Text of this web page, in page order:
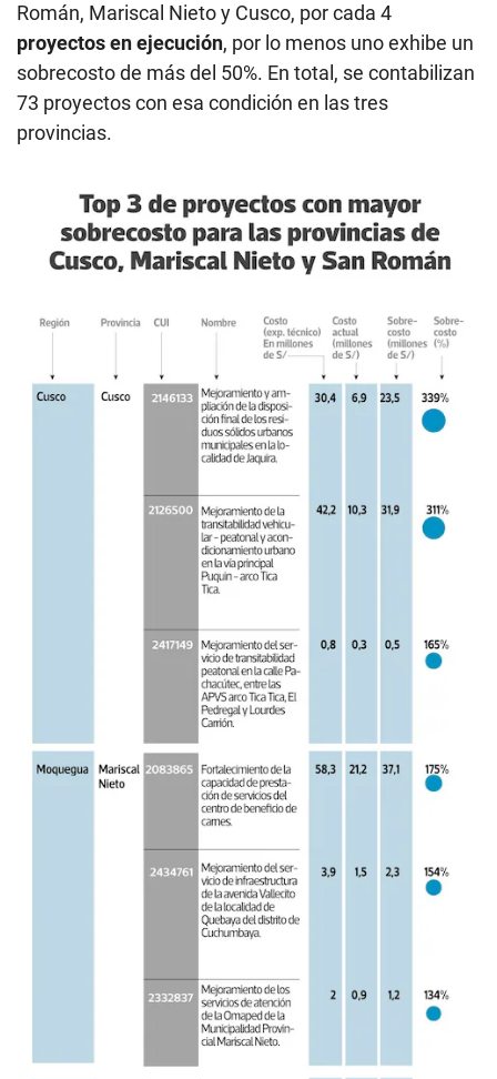
Román, Mariscal Nieto y Cusco, por cada 4
proyectos en ejecución, por lo menos uno exhibe un
sobrecosto de más del 50%. En total, se contabilizan
73 proyectos con esa condición en las tres
provincias.